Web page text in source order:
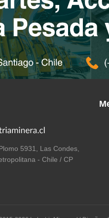
5931, Las Condes,
- Chile / CP